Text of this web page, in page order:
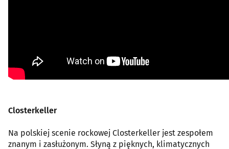
Closterkeller
Na polskiej scenie rockowej Closterkeller jest zespołem
znanym i zasłużonym. Słyną z pięknych, klimatycznych